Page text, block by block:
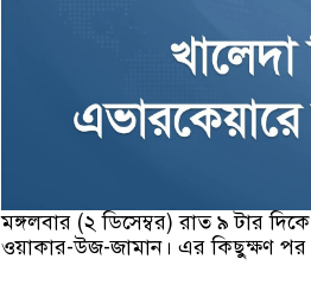
মঙ্গলবার (২ ডিসেম্বর) রাত ৯ টার
ওয়াকার-উজ-জামান। এর কিছুক্ষণ পর